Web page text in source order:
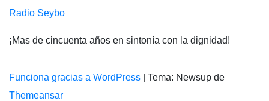
Radio Seybo
¡Mas de cincuenta años en sintonía con la dignidad!
Funciona gracias a WordPress
Tema: Newsup de
Themeansar